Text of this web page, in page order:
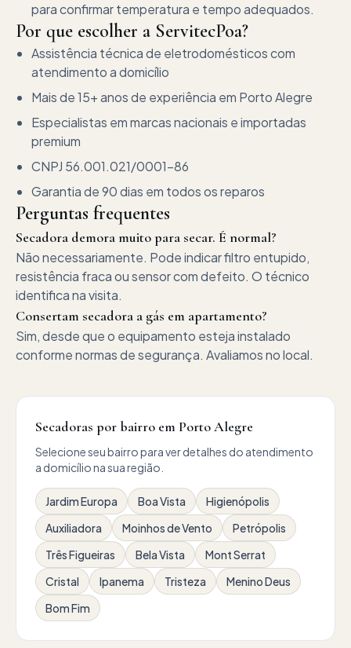
para confirmar temperatura e tempo adequados.
Por que escolher a ServitecPoa?
Assistência técnica de eletrodomésticoscom
atendimento a domicílio
Mais de15+ anosde experiência em Porto Alegre
Especialistas em marcas nacionais e importadas
premium
CNPJ 56.001.021/0001-86
Garantia de90 dias em todos os reparos
Perguntas frequentes
Secadora demora muito para secar. É normal?
Não necessariamente. Pode indicar filtro entupido,
resistência fraca ou sensor com defeito. O técnico
identifica na visita.
Consertam secadora a gás em apartamento?
Sim, desde que o equipamento esteja instalado
conforme normas de segurança. Avaliamos no local.
Secadoras por bairro em Porto Alegre
Selecione seu bairro para ver detalhes do atendimento
a domicílio na sua região.
Jardim Europa Boa Vista
Higienópolis
Auxiliadora
Moinhos de Vento
Petrópolis
Três Figueiras
Bela Vista
Mont Serrat
Cristal
Ipanema Tristeza
Menino Deus
Bom Fim